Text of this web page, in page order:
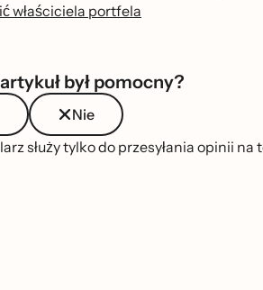
właściciela portfela
był pomocny?
Nie
służy tylko do przesyłania opinii na